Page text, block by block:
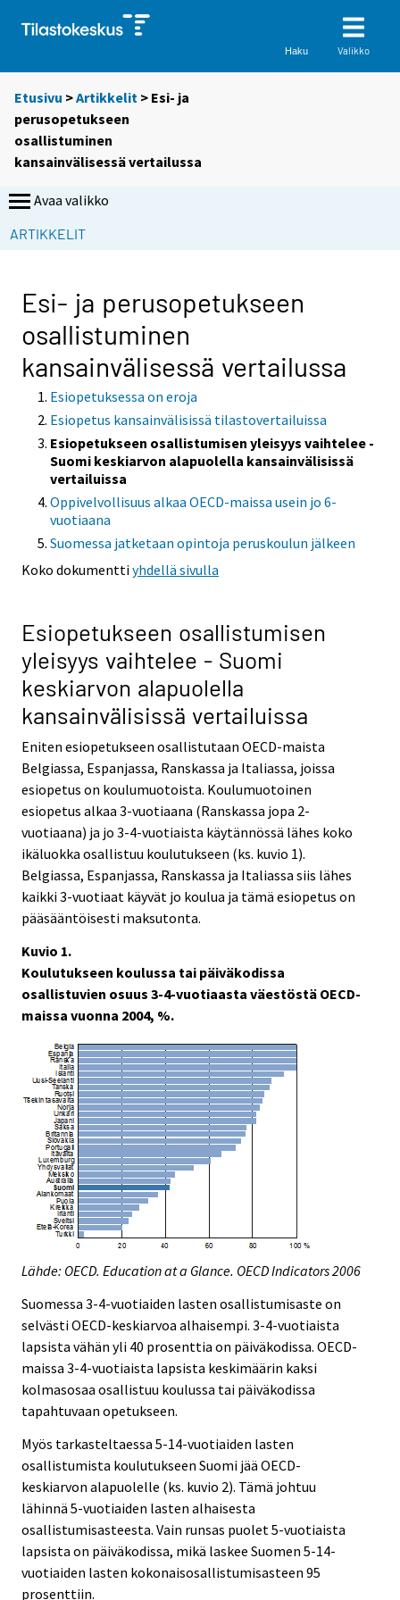
Haku Valikko
Etusivu >Artikkelit > Esi- ja
perusopetukseen
osallistuminen
kansainvälisessä vertailussa
Avaa valikko
ARTIKKELIT
Esi- ja perusopetukseen
osallistuminen
kansainvälisessä vertailussa
Esiopetuksessa on eroja
Esiopetus kansainvälisissä tilastovertailuissa
Esiopetukseen osallistumisen yleisyys vaihtelee -
Suomi keskiarvon alapuolella kansainvälisissä
vertailuissa
Oppivelvollisuus alkaa OECD-maissa usein jo 6-
vuotiaana
Suomessa jatketaan opintoja peruskoulun jälkeen
Koko dokumenttiyhdellä sivulla
Esiopetukseen osallistumisen
yleisyys vaihtelee - Suomi
keskiarvon alapuolella
kansainvälisissä vertailuissa
Eniten esiopetukseen osallistutaan OECD-maista
Belgiassa, Espanjassa, Ranskassa ja Italiassa, joissa
esiopetus on koulumuotoista. Koulumuotoinen
esiopetus alkaa 3-vuotiaana (Ranskassa jopa 2-
vuotiaana) ja jo 3-4-vuotiaista käytännössä lähes koko
ikäluokka osallistuu koulutukseen (ks. kuvio 1).
Belgiassa, Espanjassa, Ranskassa ja Italiassa siis lähes
kaikki 3-vuotiaat käyvät jo koulua ja tämä esiopetus on
pääsääntöisesti maksutonta.
Kuvio 1.
Koulutukseen koulussa tai päiväkodissa
osallistuvien osuus 3-4-vuotiaasta väestöstä OECD-
maissa vuonna 2004, %.
Lähde: OECD. Education at a Glance. OECD Indicators 2006
Suomessa 3-4-vuotiaiden lasten osallistumisaste on
selvästi OECD-keskiarvoa alhaisempi. 3-4-vuotiaista
lapsista vähän yli 40 prosenttia on päiväkodissa. OECD-
maissa 3-4-vuotiaista lapsista keskimäärin kaksi
kolmasosaa osallistuu koulussa tai päiväkodissa
tapahtuvaan opetukseen.
Myös tarkasteltaessa 5-14-vuotiaiden lasten
osallistumista koulutukseen Suomi jää OECD-
keskiarvon alapuolelle (ks. kuvio 2). Tämä johtuu
lähinnä 5-vuotiaiden lasten alhaisesta
osallistumisasteesta. Vain runsas puolet 5-vuotiaista
lapsista on päiväkodissa, mikä laskee Suomen 5-14-
vuotiaiden lasten kokonaisosallistumisasteen 95
prosenttiin.